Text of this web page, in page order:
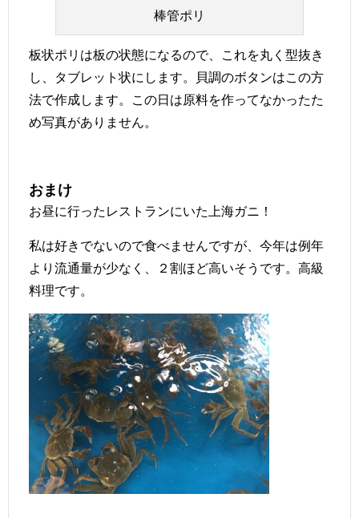
棒管ポリ
板状ポリは板の状態になるので、これを丸く型抜き
し、タブレット状にします。貝調のボタンはこの方
法で作成します。この日は原料を作ってなかったた
め写真がありません。
おまけ
お昼に行ったレストランにいた上海ガニ！
私は好きでないので食べませんですが、今年は例年
より流通量が少なく、２割ほど高いそうです。高級
料理です。